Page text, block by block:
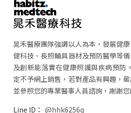
@hhk6256q
晁禾醫療團隊強調以人為本，發展健
健科技、長照輔具器材及預防醫學等
及創新能落實在健康照護與疾病預防
定不予網上銷售，若對產品有興趣，
並參照您的專業醫事人員諮詢，謝謝您